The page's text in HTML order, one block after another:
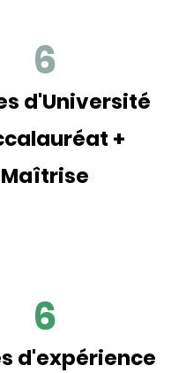
6
d'Université
+
Maîtrise
6
d'expérience